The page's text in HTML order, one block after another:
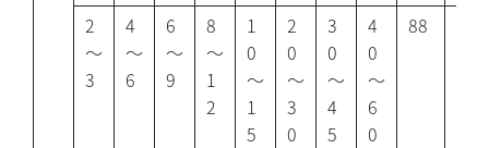
2
～
3
4
～
6
6
～
9
8
～
1
2
1
0
～
1
5
2
0
～
3
0
3
0
～
4
5
4
0
～
6
0
88